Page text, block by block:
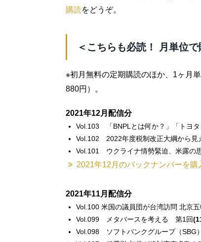
購読をどうぞ。
＜こちらも必読！ 月単位
※初月無料の定期購読のほか、1ヶ月
880円）。
2021年12月配信分
Vol.103 「BNPLとは何か？」「トヨタ
Vol.102 2022年度税制改正大綱から見
Vol.101 ウクライナ情勢緊迫、米露の
2021年12月のバックナンバーを購
2021年11月配信分
Vol.100 米国の議員団が台湾訪問 北京
Vol.099 メタバースを考える 第1回
Vol.098 ソフトバンクグループ（SBG